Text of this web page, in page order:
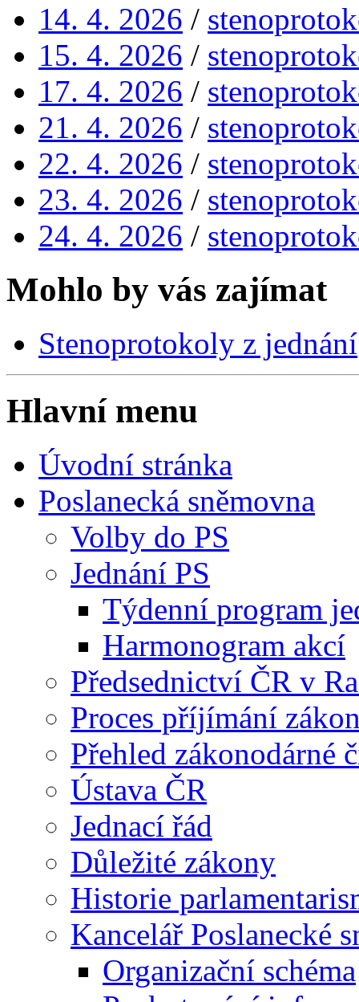
14. 4. 2026 /
15. 4. 2026 /
17. 4. 2026 /
21. 4. 2026 /
22. 4. 2026 /
23. 4. 2026 /
24. 4. 2026 /
Mohlo by vás zajímat
Stenoprotokoly z jednání
Hlavní menu
Úvodní stránka
Poslanecká sněmovna
Volby do PS
Jednání PS
Týdenní program
Harmonogram akcí
Předsednictví ČR v
Proces příjímání
Přehled zákonodárné
Ústava ČR
Jednací řád
Důležité zákony
Historie
Kancelář Poslanecké
Organizační schéma